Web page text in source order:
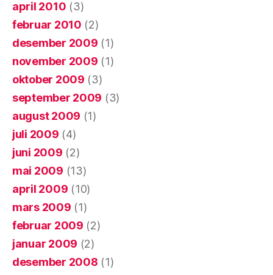
april 2010 (3)
februar 2010 (2)
desember 2009 (1)
november 2009 (1)
oktober 2009 (3)
september 2009 (3)
august 2009 (1)
juli 2009 (4)
juni 2009 (2)
mai 2009 (13)
april 2009 (10)
mars 2009 (1)
februar 2009 (2)
januar 2009 (2)
desember 2008 (1)